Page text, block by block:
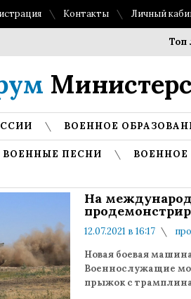
Контакты Личный
Топ
ВОЕННОЕ
ВОЕННЫЕ ПЕСНИ ВОЕННОЕ
На
12.07.2021 в 16:17
Новая боевая
Военнослужащие
прыжок с